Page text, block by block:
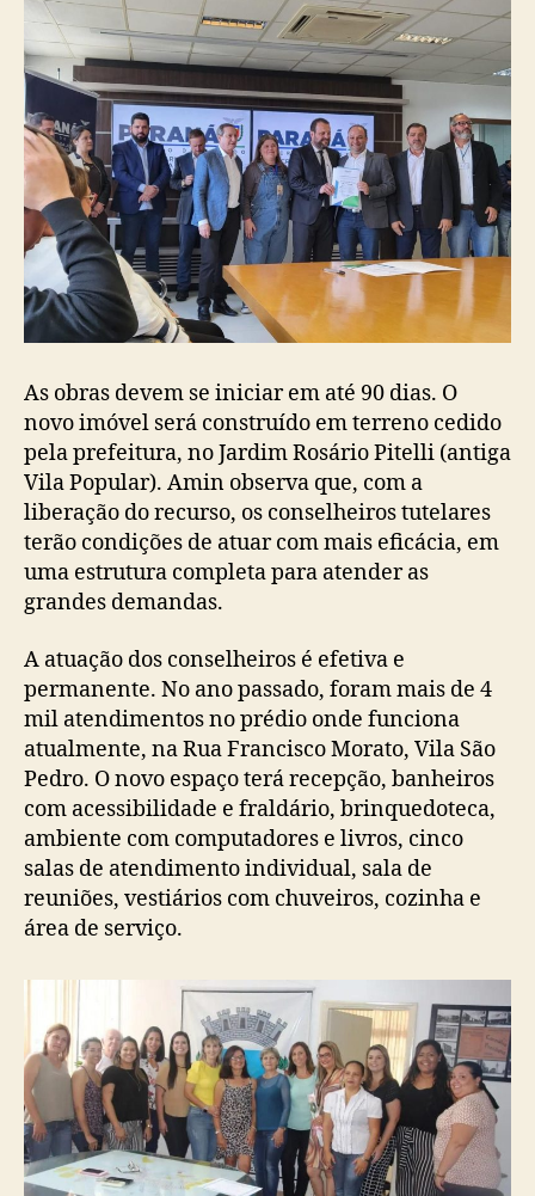
As obras devem se iniciar em até 90 dias. O
novo imóvel será construído em terreno cedido
pela prefeitura, no Jardim Rosário Pitelli (antiga
Vila Popular). Amin observa que, com a
liberação do recurso, os conselheiros tutelares
terão condições de atuar com mais eficácia, em
uma estrutura completa para atender as
grandes demandas.
A atuação dos conselheiros é efetiva e
permanente. No ano passado, foram mais de 4
mil atendimentos no prédio onde funciona
atualmente, na Rua Francisco Morato, Vila São
Pedro. O novo espaço terá recepção, banheiros
com acessibilidade e fraldário, brinquedoteca,
ambiente com computadores e livros, cinco
salas de atendimento individual, sala de
reuniões, vestiários com chuveiros, cozinha e
área de serviço.